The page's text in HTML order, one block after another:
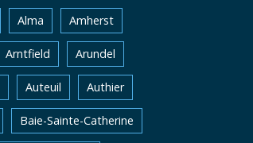
Alma Amherst
Arntfield Arundel
Auteuil Authier
Baie-Sainte-Catherine